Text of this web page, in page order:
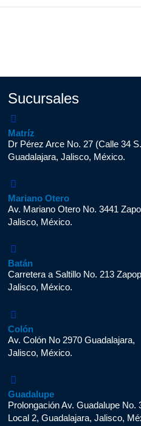
Sucursales
Matríz
Dr Pérez Arce No. 27 (Calle 34
Guadalajara, Jalisco, México.
Mariano Otero
Av. Mariano Otero No. 3441
Jalisco, México.
Batán
Carretera a Saltillo No. 213
Jalisco, México.
Colón
Av. Colón No 2970 Guadalajara,
Jalisco, México.
Guadalupe
Prolongación Av. Guadalupe No.
Local 2, Guadalajara, Jalisco,